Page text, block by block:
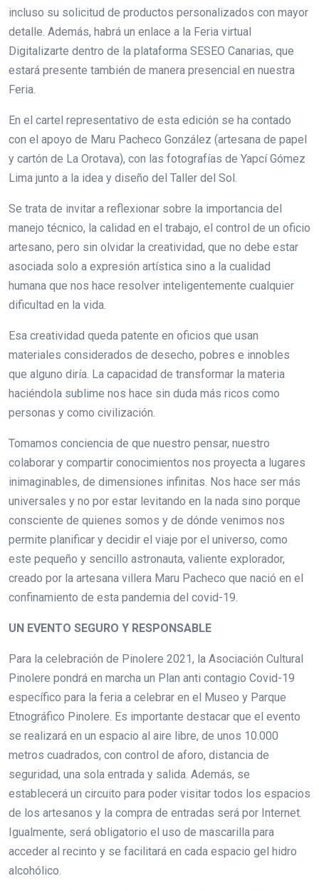
incluso su solicitud de productos personalizados con mayor
detalle. Además, habrá un enlace a la Feria virtual
Digitalizarte dentro de la plataforma SESEO Canarias, que
estará presente también de manera presencial en nuestra
Feria.
En el cartel representativo de esta edición se ha contado
con el apoyo de Maru Pacheco González (artesana de papel
y cartón de La Orotava), con las fotografías de Yapcí Gómez
Lima junto a la idea y diseño del Taller del Sol.
Se trata de invitar a reflexionar sobre la importancia del
manejo técnico, la calidad en el trabajo, el control de un oficio
artesano, pero sin olvidar la creatividad, que no debe estar
asociada solo a expresión artística sino a la cualidad
humana que nos hace resolver inteligentemente cualquier
dificultad en la vida.
Esa creatividad queda patente en oficios que usan
materiales considerados de desecho, pobres e innobles
que alguno diría. La capacidad de transformar la materia
haciéndola sublime nos hace sin duda más ricos como
personas y como civilización.
Tomamos conciencia de que nuestro pensar, nuestro
colaborar y compartir conocimientos nos proyecta a lugares
inimaginables, de dimensiones infinitas. Nos hace ser más
universales y no por estar levitando en la nada sino porque
consciente de quienes somos y de dónde venimos nos
permite planificar y decidir el viaje por el universo, como
este pequeño y sencillo astronauta, valiente explorador,
creado por la artesana villera Maru Pacheco que nació en el
confinamiento de esta pandemia del covid-19.
UN EVENTO SEGURO Y RESPONSABLE
Para la celebración de Pinolere 2021, la Asociación Cultural
Pinolere pondrá en marcha un Plan anti contagio Covid-19
específico para la feria a celebrar en el Museo y Parque
Etnográfico Pinolere. Es importante destacar que el evento
se realizará en un espacio al aire libre, de unos 10.000
metros cuadrados, con control de aforo, distancia de
seguridad, una sola entrada y salida. Además, se
establecerá un circuito para poder visitar todos los espacios
de los artesanos y la compra de entradas será por Internet.
Igualmente, será obligatorio el uso de mascarilla para
acceder al recinto y se facilitará en cada espacio gel hidro
alcohólico.